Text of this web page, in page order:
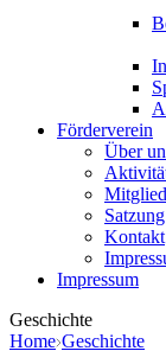
Förderverein
Über
Satzung
Kontakt
Impressum
Geschichte
Home Geschichte